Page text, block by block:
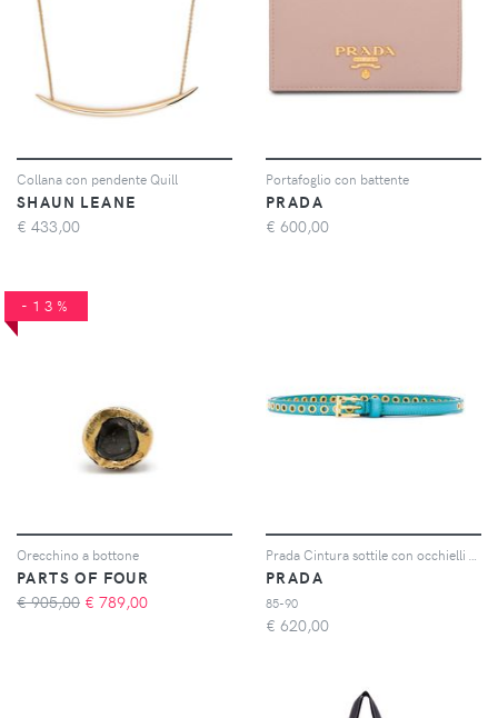
Collana con pendente Quill
SHAUN LEANE
€ 433,00
Portafoglio con battente
PRADA
€ 600,00
-13%
Orecchino a bottone
PARTS OF FOUR
€ 905,00 € 789,00
PRADA
85-90
€ 620,00